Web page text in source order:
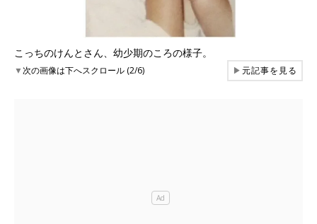
こっちのけんとさん、幼少期のころの様子。
▼次の画像は下へスクロール (2/6) ▶元記事を見る